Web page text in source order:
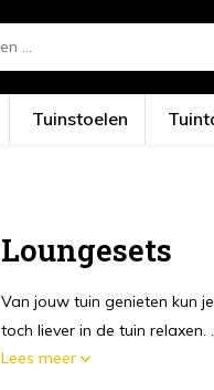
Tuinstoelen
Loungesets
Van jouw tuin genieten kun
toch liever in de tuin relaxen.
Lees meer